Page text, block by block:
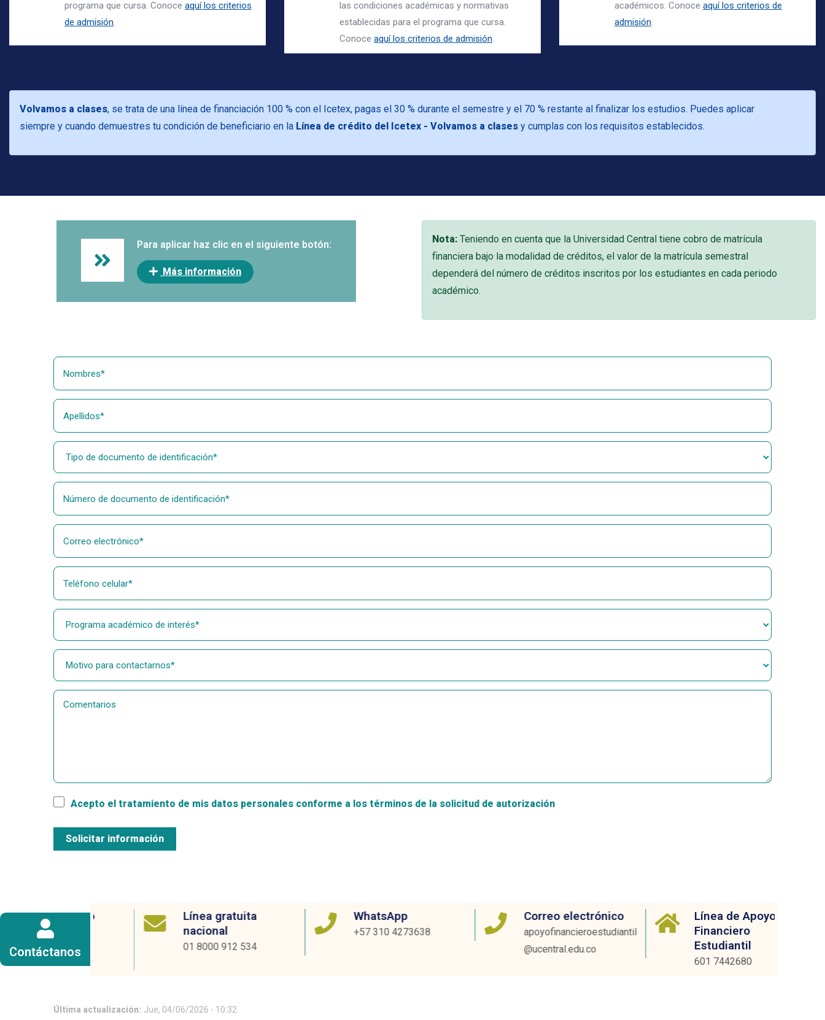
programa que cursa. Conoce aquí los criterios
de admisión.
las condiciones académicas y normativas
establecidas para el programa que cursa.
Conoce aquí los criterios de admisión.
académicos. Conoce aquí los criterios de
admisión.
Volvamos a clases, se trata de una línea de financiación 100 % con el Icetex, pagas el 30 % durante el semestre y el 70 % restante al finalizar los estudios. Puedes aplicar
siempre y cuando demuestres tu condición de beneficiario en la Línea de crédito del Icetex - Volvamos a clases y cumplas con los requisitos establecidos.
Para aplicar haz clic en el siguiente botón:
Más información
Nota: Teniendo en cuenta que la Universidad Central tiene cobro de matrícula
financiera bajo la modalidad de créditos, el valor de la matrícula semestral
dependerá del número de créditos inscritos por los estudiantes en cada periodo
académico.
Nombres
Apellidos
Tipo de documento de identificación
Número de documento de identificación
Correo electrónico
Teléfono celular
Programa académico de interés
Motivo para contactarnos
Comentarios
Acepto el tratamiento de mis datos personales conforme a los términos de la solicitud de autorización
Contáctanos
de Apoyo
Línea gratuita
nacional
01 8000 912 534
WhatsApp
+57 310 4273638
Correo electrónico
apoyofinancieroestudiantil
@ucentral.edu.co
Línea de Apoyo
Financiero
Estudiantil
601 7442680
Última actualización: Jue, 04/06/2026 - 10:32